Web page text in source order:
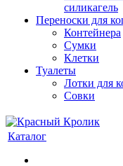
силикагель
Переноски для
Контейнера
Сумки
Клетки
Туалеты
Лотки для
Совки
Каталог